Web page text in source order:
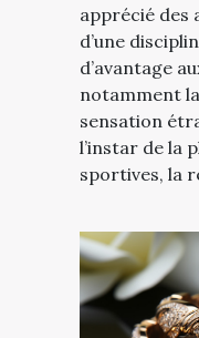
apprécié des
d’une
d’avantage
notamment
sensation
l’instar de la
sportives, la